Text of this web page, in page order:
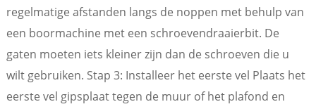
regelmatige afstanden langs de noppen met behulp van
een boormachine met een schroevendraaierbit. De
gaten moeten iets kleiner zijn dan de schroeven die u
wilt gebruiken. Stap 3: Installeer het eerste vel Plaats het
eerste vel gipsplaat tegen de muur of het plafond en